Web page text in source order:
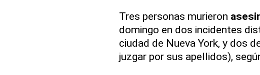
Tres personas murieron
domingo en dos incidentes
ciudad de Nueva York, y dos
juzgar por sus apellidos),